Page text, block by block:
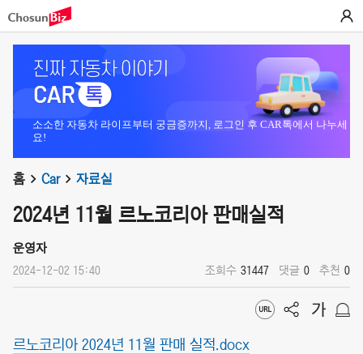
소소한 자동차 라이프부터 궁금증까지, 로그인 후 CAR톡에서 나누세
요!
홈 Car 자료실
2024년 11월 르노코리아 판매실적
운영자
2024-12-02 15:40 조회수 31447 댓글 0 추천 0
르노코리아 2024년 11월 판매 실적.docx